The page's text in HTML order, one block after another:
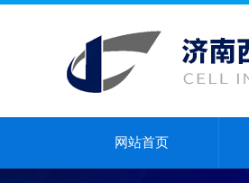
网站首页